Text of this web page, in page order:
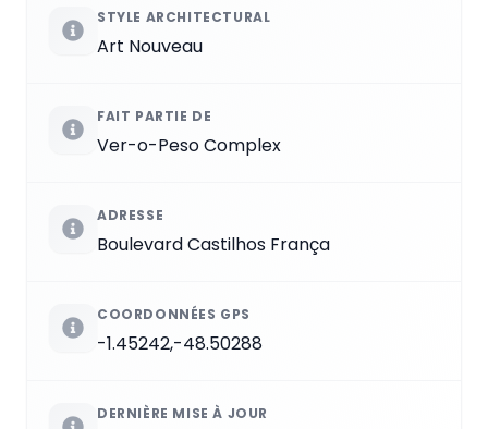
STYLE ARCHITECTURAL
Art Nouveau
FAIT PARTIE DE
Ver-o-Peso Complex
ADRESSE
Boulevard Castilhos França
COORDONNÉES GPS
-1.45242,-48.50288
DERNIÈRE MISE À JOUR